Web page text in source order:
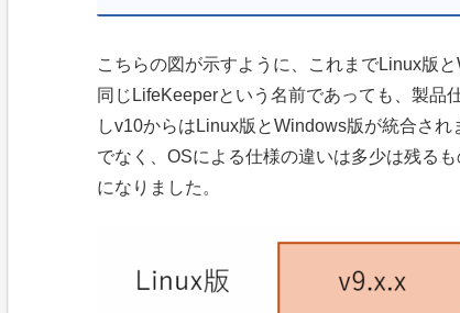
こちらの図が示すように、これまでLinux版
同じLifeKeeperという名前であっても、製品
しv10からはLinux版とWindows版が統合さ
でなく、OSによる仕様の違いは多少は残る
になりました。